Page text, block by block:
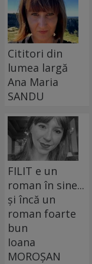
Cititori din
lumea largă
Ana Maria
SANDU
FILIT e un
roman în sine...
și încă un
roman foarte
bun
Ioana
MOROȘAN